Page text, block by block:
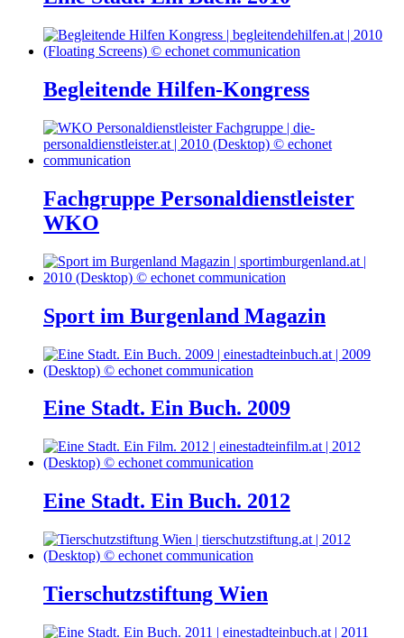
Begleitende Hilfen-Kongress
Fachgruppe Personaldienstleister
WKO
Sport im Burgenland Magazin
Eine Stadt. Ein Buch. 2009
Eine Stadt. Ein Buch. 2012
Tierschutzstiftung Wien